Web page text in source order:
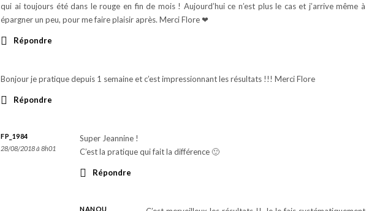
qui ai toujours été dans le rouge en fin de mois ! Aujourd’hui ce n’est plus le cas et j’arrive même à
épargner un peu, pour me faire plaisir après. Merci Flore ❤
Répondre
Bonjour je pratique depuis 1 semaine et c’est impressionnant les résultats !!! Merci Flore
Répondre
FP_1984
28/08/2018 à 8h01
Super Jeannine !
C’est la pratique qui fait la différence 🙂
Répondre
NANOU